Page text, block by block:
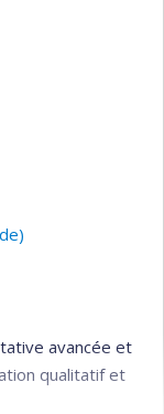
avancée et
qualitatif et